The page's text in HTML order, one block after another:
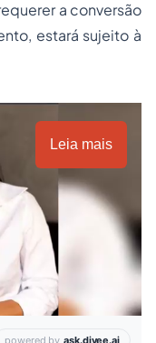
a conversão
estará sujeito à
Leia mais